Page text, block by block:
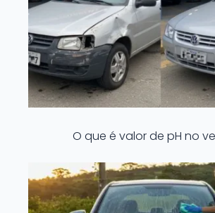
O que é valor de pH no